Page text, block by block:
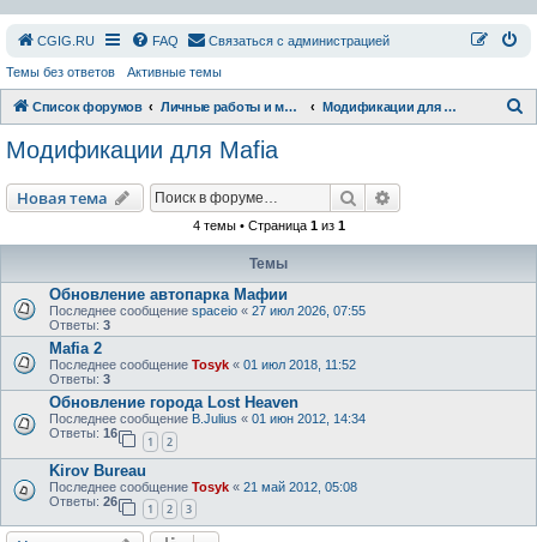
СGIG.RU FAQ Связаться с администрацией
Темы без ответов Активные темы
Список форумов Личные работы и модификации Модификации для Mafia
Модификации для Mafia
Новая тема Поиск
4 темы • Страница 1из 1
Темы
Обновление автопарка Мафии
Последнее сообщение spaceio « 27 июл 2026, 07:55
Ответы: 3
Mafia 2
Последнее сообщение Tosyk « 01 июл 2018, 11:52
Ответы: 3
Обновление города Lost Heaven
Последнее сообщение B.Julius « 01 июн 2012, 14:34
Ответы: 16
1 2
Kirov Bureau
Последнее сообщение Tosyk « 21 май 2012, 05:08
Ответы: 26
1 2 3